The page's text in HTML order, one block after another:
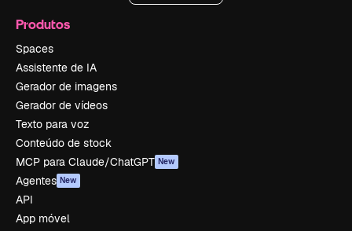
Produtos
Spaces
Assistente de IA
Gerador de imagens
Gerador de vídeos
Texto para voz
Conteúdo de stock
MCP para Claude/ChatGPT New
Agentes New
API
App móvel